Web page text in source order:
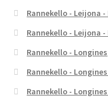
Rannekello - Leijona
Rannekello - Leijona
Rannekello - Longines
Rannekello -
Rannekello -